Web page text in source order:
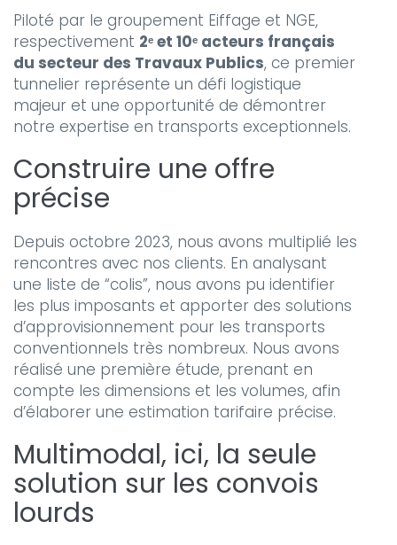
Piloté par le groupement Eiffage et NGE,
respectivement 2ᵉ et 10ᵉ acteurs français
du secteur des Travaux Publics, ce premier
tunnelier représente un défi logistique
majeur et une opportunité de démontrer
notre expertise en transports exceptionnels.
Construire une offre
précise
Depuis octobre 2023, nous avons multiplié les
rencontres avec nos clients. En analysant
une liste de “colis”, nous avons pu identifier
les plus imposants et apporter des solutions
d’approvisionnement pour les transports
conventionnels très nombreux. Nous avons
réalisé une première étude, prenant en
compte les dimensions et les volumes, afin
d’élaborer une estimation tarifaire précise.
Multimodal, ici, la seule
solution sur les convois
lourds